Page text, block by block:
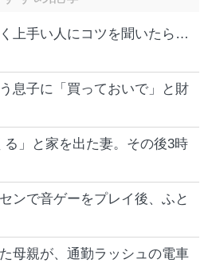
上手い人にコツを聞いたら…
息子に「買っておいで」と財
」と家を出た妻。その後3時
ンで音ゲーをプレイ後、ふと
母親が、通勤ラッシュの電車